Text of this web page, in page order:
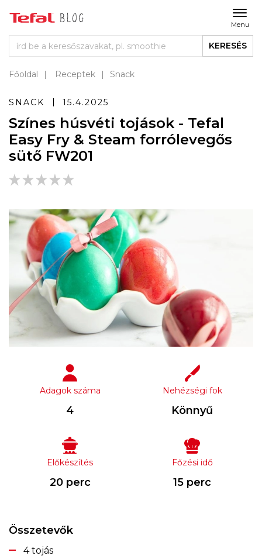
Menu
KERESÉS
Főoldal Receptek Snack
SNACK 15.4.2025
Színes húsvéti tojások - Tefal
Easy Fry & Steam forrólevegős
sütő FW201
Adagok száma
4
Nehézségi fok
Könnyű
Előkészítés
20 perc
Főzési idő
15 perc
Összetevők
4 tojás